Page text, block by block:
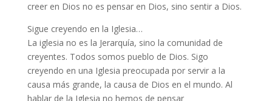
creer en Dios no es pensar en Dios, sino sentir a Dios.
Sigue creyendo en la Iglesia…
La iglesia no es la Jerarquía, sino la comunidad de
creyentes. Todos somos pueblo de Dios. Sigo
creyendo en una Iglesia preocupada por servir a la
causa más grande, la causa de Dios en el mundo. Al
hablar de la Iglesia no hemos de pensar